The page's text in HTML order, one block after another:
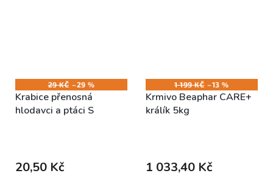
29 KČ –29 %
Krabice přenosná
hlodavci a ptáci S
20,50 Kč
1 199 KČ –13 %
Krmivo Beaphar CARE+
králík 5kg
1 033,40 Kč